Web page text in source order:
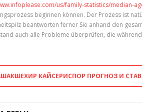
us/family-statistics/median-
beginnen können. Der Prozess ist
beantworten ferner Sie anhand den
auch alle Probleme überprüfen, die
КАЙСЕРИСПОР ПРОГНОЗ И